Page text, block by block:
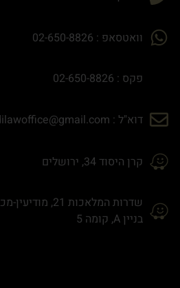
וואטסאפ : 02-650-8826
פקס : 02-650-8826
דוא"ל : didilawoffice@gmail.com
קרן היסוד 34, ירושלים
שדרות המלאכות 21, מודיעין-מכבים-רעות
בניין A, קומה 5